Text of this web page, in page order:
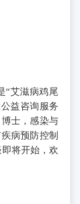
“艾滋病鸡尾
益咨询服务
士，感染与
病预防控制
将开始，欢